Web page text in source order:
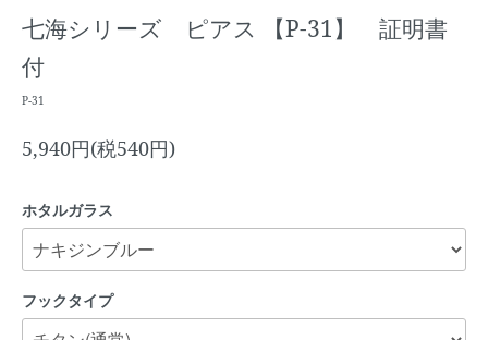
七海シリーズ ピアス 【P-31】 証明書
付
P-31
5,940円(税540円)
ホタルガラス
フックタイプ